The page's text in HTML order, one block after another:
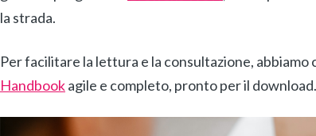
la strada.
Per facilitare la lettura e la consultazione,
Handbookagile e completo, pronto per il download.